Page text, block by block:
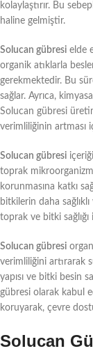
kolaylaştırır. Bu
haline gelmiştir.
Solucan gübresi elde
organik atıklarla
gerekmektedir. Bu
sağlar. Ayrıca,
Solucan gübresi
verimliliğinin artması
Solucan gübresi
toprak
korunmasına katkı
bitkilerin daha
toprak ve bitki
Solucan gübresi
verimliliğini artırarak
yapısı ve bitki besin
gübresi olarak kabul
koruyarak, çevre
Solucan